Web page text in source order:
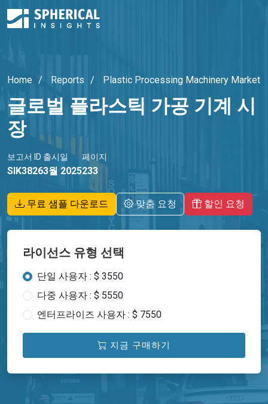
Home Reports Plastic Processing Machinery Market
글로벌 플라스틱 가공 기계 시
장
보고서 ID
SIK3826
출시일
3월 2025
페이지
233
무료 샘플 다운로드 맞춤 요청 할인 요청
라이선스 유형 선택
단일 사용자 : $ 3550
다중 사용자 : $ 5550
엔터프라이즈 사용자 : $ 7550
지금 구매하기